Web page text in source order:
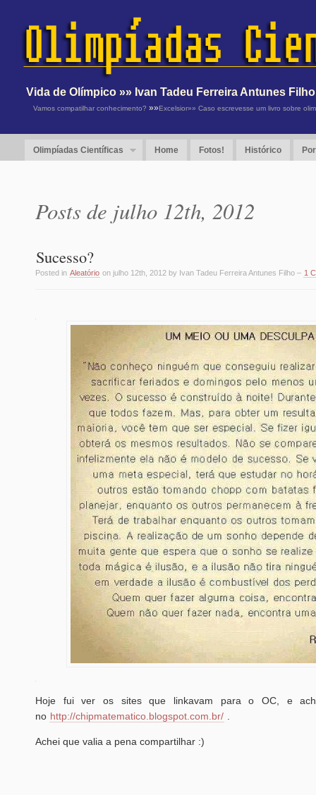
Vida de Olímpico »» Ivan Tadeu Ferreira Antunes Filho
Vamos compatilhar conhecimento? »»Excelsior»» Caso escrevesse um livro sobre
Olimpíadas Científicas Home Fotos! Histórico
Posts de julho 12th, 2012
Sucesso?
Posted in Aleatório on julho 12th, 2012 by Ivan Tadeu Ferreira Antunes Filho – 1
Hoje fui ver os sites que linkavam para o OC, e
no http://chipmatematico.blogspot.com.br/
Achei que valia a pena compartilhar :)